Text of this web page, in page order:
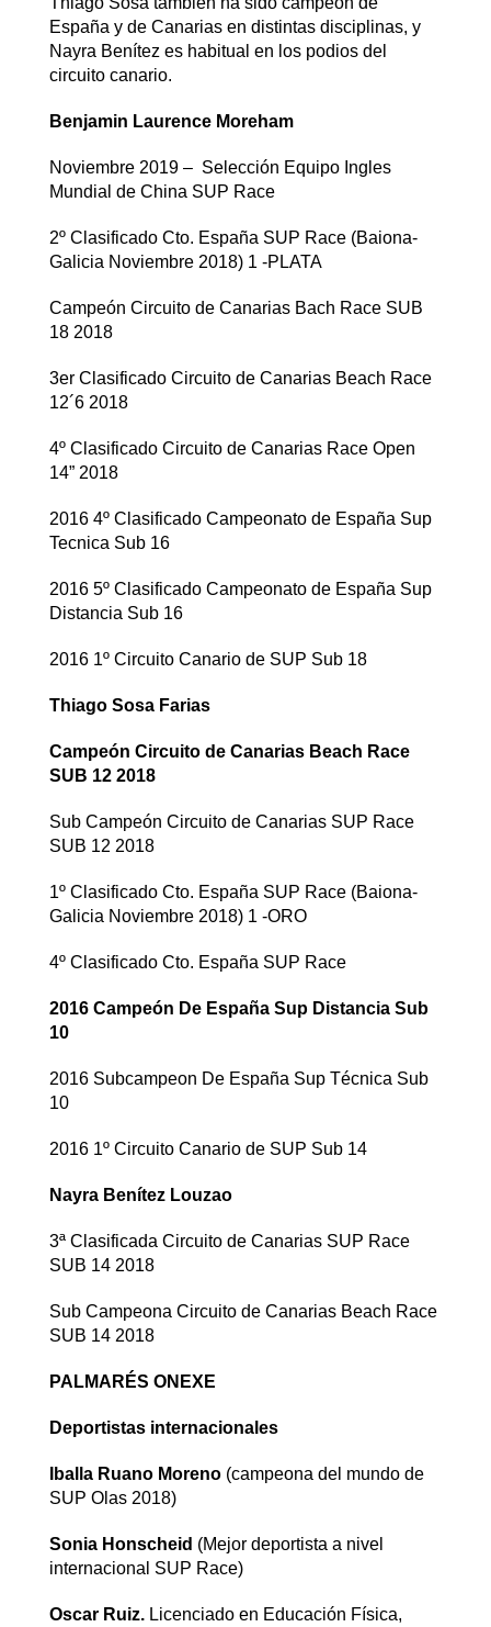
España y de Canarias en distintas disciplinas, y
Nayra Benítez es habitual en los podios del
circuito canario.
Benjamin Laurence Moreham
Noviembre 2019 – Selección Equipo Ingles
Mundial de China SUP Race
2º Clasificado Cto. España SUP Race (Baiona-
Galicia Noviembre 2018) 1 -PLATA
Campeón Circuito de Canarias Bach Race SUB
18 2018
3er Clasificado Circuito de Canarias Beach Race
12´6 2018
4º Clasificado Circuito de Canarias Race Open
14” 2018
2016 4º Clasificado Campeonato de España Sup
Tecnica Sub 16
2016 5º Clasificado Campeonato de España Sup
Distancia Sub 16
2016 1º Circuito Canario de SUP Sub 18
Thiago Sosa Farias
Campeón Circuito de Canarias Beach Race
SUB 12 2018
Sub Campeón Circuito de Canarias SUP Race
SUB 12 2018
1º Clasificado Cto. España SUP Race (Baiona-
Galicia Noviembre 2018) 1 -ORO
4º Clasificado Cto. España SUP Race
2016 Campeón De España Sup Distancia Sub
10
2016 Subcampeon De España Sup Técnica Sub
10
2016 1º Circuito Canario de SUP Sub 14
Nayra Benítez Louzao
3ª Clasificada Circuito de Canarias SUP Race
SUB 14 2018
Sub Campeona Circuito de Canarias Beach Race
SUB 14 2018
PALMARÉS ONEXE
Deportistas internacionales
Iballa Ruano Moreno (campeona del mundo de
SUP Olas 2018)
Sonia Honscheid (Mejor deportista a nivel
internacional SUP Race)
Oscar Ruiz. Licenciado en Educación Física,